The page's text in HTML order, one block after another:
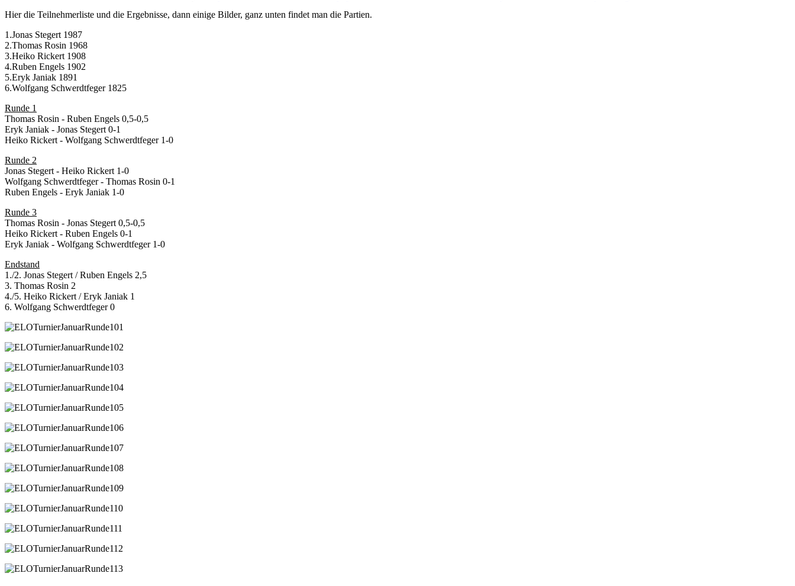
Hier die Teilnehmerliste und die Ergebnisse, dann einige Bilder, ganz unten findet man die Partien.
1.Jonas Stegert 1987
2.Thomas Rosin 1968
3.Heiko Rickert 1908
4.Ruben Engels 1902
5.Eryk Janiak 1891
6.Wolfgang Schwerdtfeger 1825
Runde 1
Thomas Rosin - Ruben Engels 0,5-0,5
Eryk Janiak - Jonas Stegert 0-1
Heiko Rickert - Wolfgang Schwerdtfeger 1-0
Runde 2
Jonas Stegert - Heiko Rickert 1-0
Wolfgang Schwerdtfeger - Thomas Rosin 0-1
Ruben Engels - Eryk Janiak 1-0
Runde 3
Thomas Rosin - Jonas Stegert 0,5-0,5
Heiko Rickert - Ruben Engels 0-1
Eryk Janiak - Wolfgang Schwerdtfeger 1-0
Endstand
1./2. Jonas Stegert / Ruben Engels 2,5
3. Thomas Rosin 2
4./5. Heiko Rickert / Eryk Janiak 1
6. Wolfgang Schwerdtfeger 0